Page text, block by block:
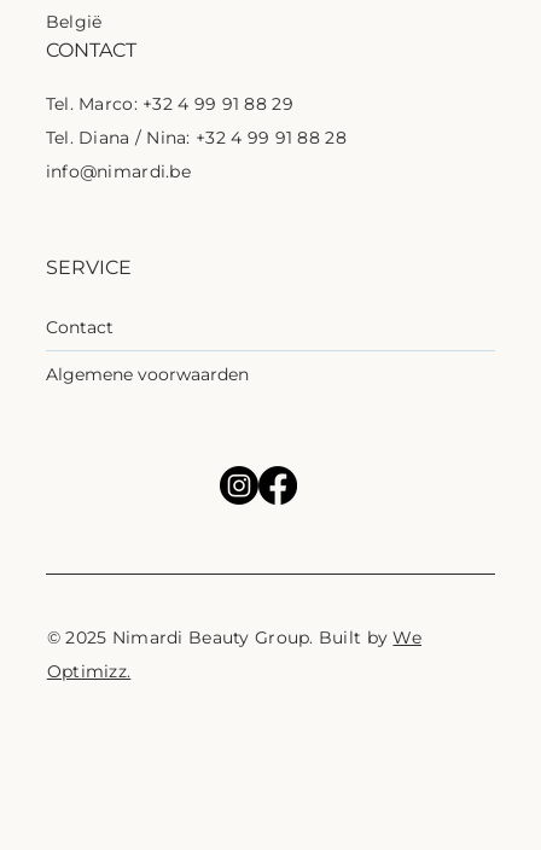
© 2025 Nimardi Beauty Group. Built byWe
Optimizz.
SERVICE
Contact
Algemene voorwaarden
België
CONTACT
Tel. Marco: +32 4 99 91 88 29
Tel. Diana / Nina: +32 4 99 91 88 28
info@nimardi.be